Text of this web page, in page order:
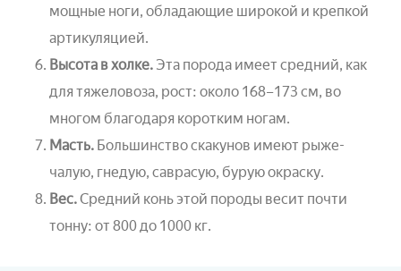
мощные ноги, обладающие широкой и крепкой
артикуляцией.
Высота в холке. Эта порода имеет средний, как
для тяжеловоза, рост: около 168–173 см, во
многом благодаря коротким ногам.
Масть. Большинство скакунов имеют рыже-
чалую, гнедую, саврасую, бурую окраску.
Вес.Средний конь этой породы весит почти
тонну: от 800 до 1000 кг.